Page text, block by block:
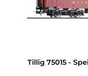
Tillig 75015 -